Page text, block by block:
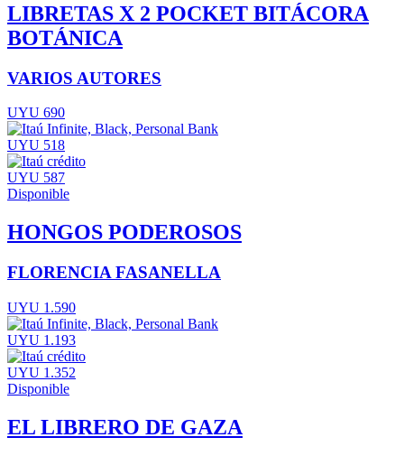
LIBRETAS X 2 POCKET BITÁCORA
BOTÁNICA
VARIOS AUTORES
UYU 690
UYU 518
UYU 587
Disponible
HONGOS PODEROSOS
FLORENCIA FASANELLA
UYU 1.590
UYU 1.193
UYU 1.352
Disponible
EL LIBRERO DE GAZA